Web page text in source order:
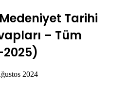
Tarihi
– Tüm
2024